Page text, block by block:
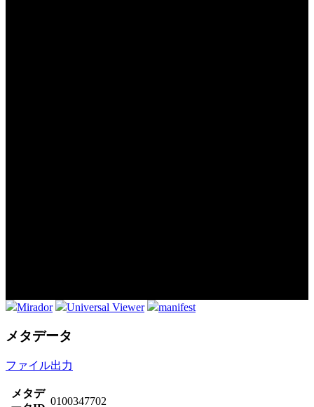
Mirador Universal Viewer manifest
メタデータ
ファイル出力
メタデ
0100347702